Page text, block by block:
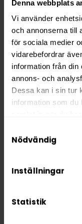
Denna webbplats
Vi använder
och annonserna till
för sociala medier
vidarebefordrar
information från din
annons- och
Dessa kan i sin tur
information som du
We work with
Nödvändig
Inställningar
Statistik
Nikotin per gram
Nikotin per portion
Nikotin per dosa
Vikt per dosa
Portioner per dosa
Vikt per portion